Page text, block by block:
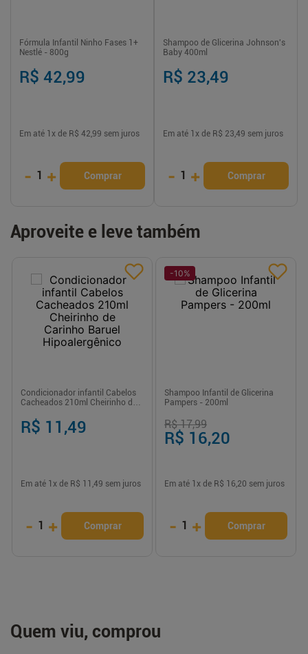
Fórmula Infantil Ninho Fases 1+
Nestlé - 800g
R$ 42,99
Em até 1 x de R$ 42,99 sem juros
- 1 + Comprar
Shampoo de Glicerina Johnson's
Baby 400ml
R$ 23,49
Em até 1 x de R$ 23,49 sem juros
- 1 + Comprar
Aproveite e leve também
Condicionador infantil Cabelos
Cacheados 210ml Cheirinho de
R$ 11,49
Em até 1 x de R$ 11,49 sem juros
- 1 + Comprar
-10%
Shampoo Infantil de Glicerina
Pampers - 200ml
R$ 17,99
R$ 16,20
Em até 1 x de R$ 16,20 sem juros
- 1 + Comprar
Quem viu, comprou